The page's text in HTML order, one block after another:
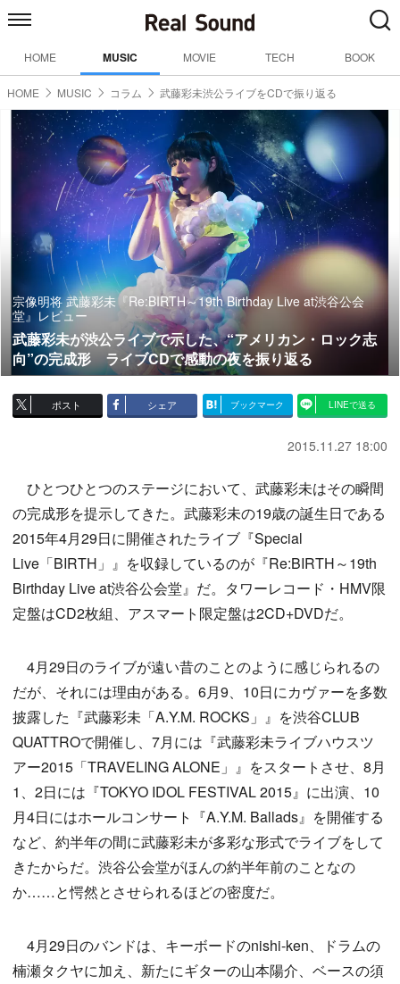
HOME MUSIC MOVIE TECH BOOK
HOME MUSIC コラム 武藤彩未渋公ライブをCDで振り返る
宗像明将 武藤彩未『Re:BIRTH～19th Birthday Live at渋谷公会
堂』レビュー
武藤彩未が渋公ライブで示した、“アメリカン・ロック志
向”の完成形 ライブCDで感動の夜を振り返る
ポスト シェア ブックマーク LINEで送る
2015.11.27 18:00
ひとつひとつのステージにおいて、武藤彩未はその瞬間
の完成形を提示してきた。武藤彩未の19歳の誕生日である
2015年4月29日に開催されたライブ『Special
Live「BIRTH」』を収録しているのが『Re:BIRTH～19th
Birthday Live at渋谷公会堂』だ。タワーレコード・HMV限
定盤はCD2枚組、アスマート限定盤は2CD+DVDだ。
4月29日のライブが遠い昔のことのように感じられるの
だが、それには理由がある。6月9、10日にカヴァーを多数
披露した『武藤彩未「A.Y.M. ROCKS」』を渋谷CLUB
QUATTROで開催し、7月には『武藤彩未ライブハウスツ
アー2015「TRAVELING ALONE」』をスタートさせ、8月
1、2日には『TOKYO IDOL FESTIVAL 2015』に出演、10
月4日にはホールコンサート『A.Y.M. Ballads』を開催する
など、約半年の間に武藤彩未が多彩な形式でライブをして
きたからだ。渋谷公会堂がほんの約半年前のことなの
か……と愕然とさせられるほどの密度だ。
4月29日のバンドは、キーボードのnishi-ken、ドラムの
楠瀬タクヤに加え、新たにギターの山本陽介、ベースの須